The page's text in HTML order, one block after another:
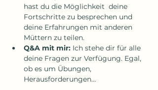
hast du die Möglichkeit  deine
Fortschritte zu besprechen und
deine Erfahrungen mit anderen
Müttern zu teilen.
Q&A mit mir: Ich stehe dir für alle
deine Fragen zur Verfügung. Egal,
ob es um Übungen,
Herausforderungen…